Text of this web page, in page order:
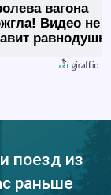
вагона
Видео не
поезд из
раньше